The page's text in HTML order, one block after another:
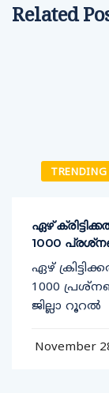
Related
TRENDING
ഏഴ്
1000
ഏഴ്
1000
ജില്ലാ റൂറല്‍
November